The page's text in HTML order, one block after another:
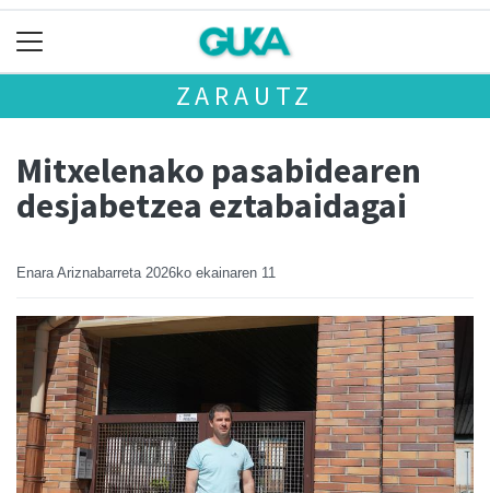
ZARAUTZ
Mitxelenako pasabidearen
desjabetzea eztabaidagai
Enara Ariznabarreta 2026ko ekainaren 11